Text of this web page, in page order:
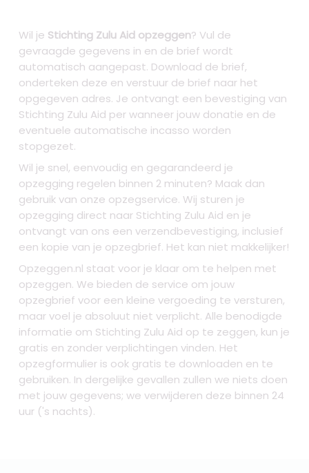
Wil je Stichting Zulu Aid opzeggen? Vul de
gevraagde gegevens in en de brief wordt
automatisch aangepast. Download de brief,
onderteken deze en verstuur de brief naar het
opgegeven adres. Je ontvangt een bevestiging van
Stichting Zulu Aid per wanneer jouw donatie en de
eventuele automatische incasso worden
stopgezet.
Wil je snel, eenvoudig en gegarandeerd je
opzegging regelen binnen 2 minuten? Maak dan
gebruik van onze opzegservice. Wij sturen je
opzegging direct naar Stichting Zulu Aid en je
ontvangt van ons een verzendbevestiging, inclusief
een kopie van je opzegbrief. Het kan niet makkelijker!
Opzeggen.nl staat voor je klaar om te helpen met
opzeggen. We bieden de service om jouw
opzegbrief voor een kleine vergoeding te versturen,
maar voel je absoluut niet verplicht. Alle benodigde
informatie om Stichting Zulu Aid op te zeggen, kun je
gratis en zonder verplichtingen vinden. Het
opzegformulier is ook gratis te downloaden en te
gebruiken. In dergelijke gevallen zullen we niets doen
met jouw gegevens; we verwijderen deze binnen 24
uur ('s nachts).